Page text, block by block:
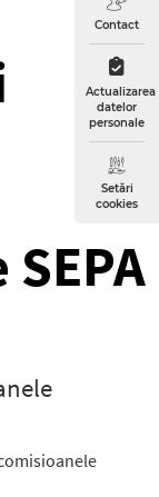
Contact
Actualizarea
datelor
personale
Setări
cookies